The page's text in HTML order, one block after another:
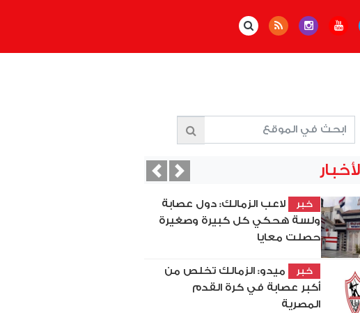
خبر
لاعب الزمالك: دول عصابة
ولسة هحكي كل كبيرة وصغيرة
حصلت معايا
خبر
ميدو: الزمالك تخلص من
أكبر عصابة في كرة القدم
المصرية
PreviousNext